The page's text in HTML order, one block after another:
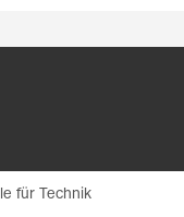
für Technik